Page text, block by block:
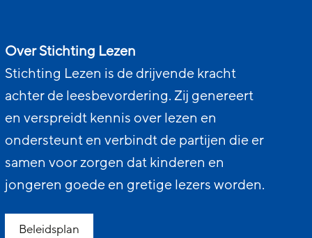
Over Stichting Lezen
Stichting Lezen is de drijvende kracht
achter de leesbevordering. Zij genereert
en verspreidt kennis over lezen en
ondersteunt en verbindt de partijen die er
samen voor zorgen dat kinderen en
jongeren goede en gretige lezers worden.
Beleidsplan